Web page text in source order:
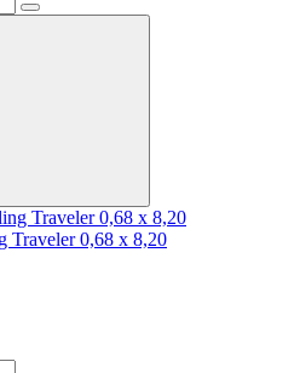
Traveler 0,68 х 8,20